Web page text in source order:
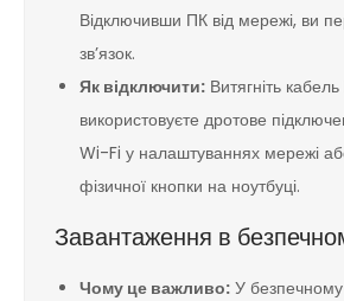
Відключивши ПК від мережі, ви
зв’язок.
Як відключити: Витягніть
використовуєте дротове
Wi-Fi у налаштуваннях мережі
фізичної кнопки на ноутбуці.
Завантаження в
Чому це важливо: У